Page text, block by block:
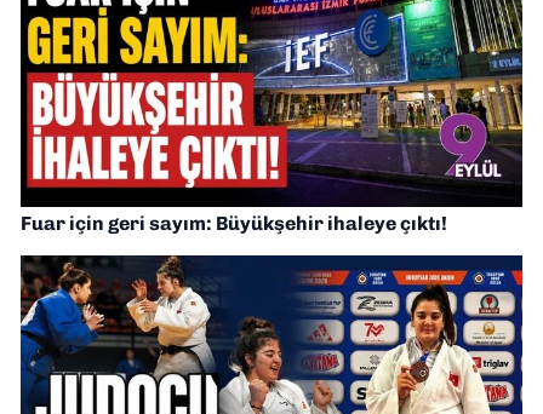
Fuar için geri sayım: Büyükşehir ihaleye çıktı!